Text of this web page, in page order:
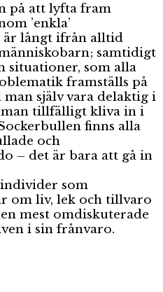
på att lyfta fram
’enkla’
är långt ifrån alltid
samtidigt
situationer, som alla
framställs på
själv vara delaktig i
tillfälligt kliva in i
finns alla
och
– det är bara att gå in
som
om liv, lek och tillvaro
mest omdiskuterade
i sin frånvaro.